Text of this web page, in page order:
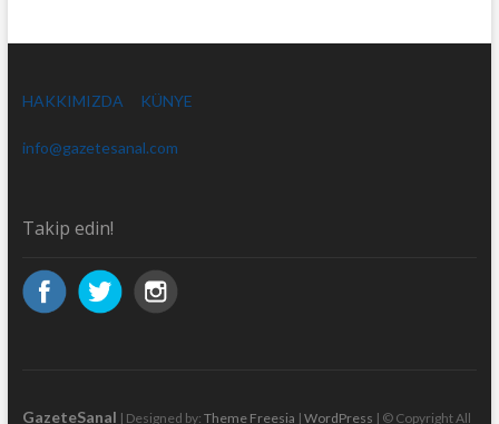
HAKKIMIZDA KÜNYE
info@gazetesanal.com
Takip edin!
GazeteSanal | Designed by: Theme Freesia | WordPress | © Copyright All